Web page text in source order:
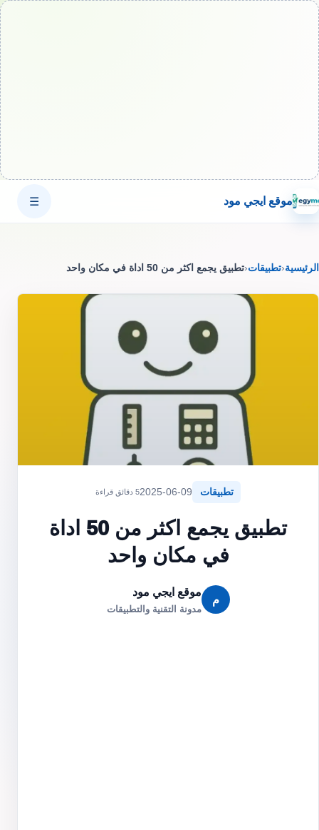
موقع ايجي مود ☰
الرئيسية‹تطبيقات‹تطبيق يجمع اكثر من 50 اداة في مكان واحد
تطبيقات 2025-06-095 دقائق قراءة
تطبيق يجمع اكثر من 50 اداة
في مكان واحد
م
موقع ايجي مود
مدونة التقنية والتطبيقات